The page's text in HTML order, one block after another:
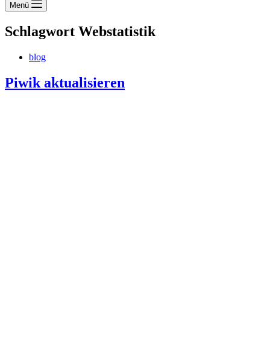
Menü
Schlagwort Webstatistik
blog
Piwik aktualisieren